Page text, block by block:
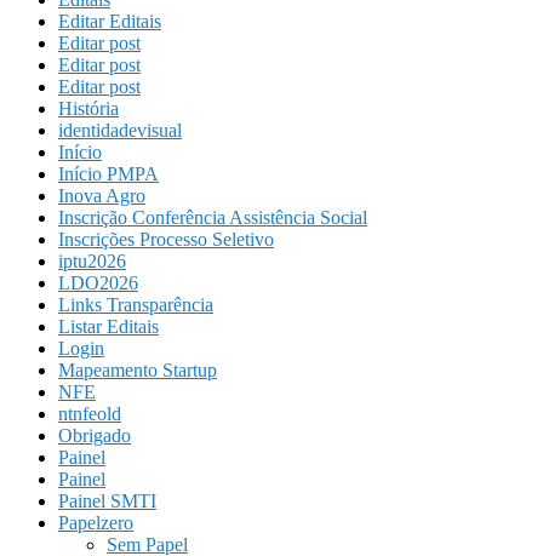
Editar Editais
Editar post
Editar post
Editar post
História
identidadevisual
Início
Início PMPA
Inova Agro
Inscrição Conferência Assistência Social
Inscrições Processo Seletivo
iptu2026
LDO2026
Links Transparência
Listar Editais
Login
Mapeamento Startup
NFE
ntnfeold
Obrigado
Painel
Painel
Painel SMTI
Papelzero
Sem Papel